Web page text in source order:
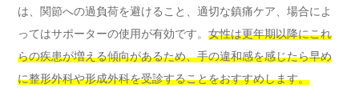
は、関節への過負荷を避けること、適切な鎮痛ケア、場合によ
ってはサポーターの使用が有効です。 女性は更年期以降にこれ
らの疾患が増える傾向があるため、手の違和感を感じたら早め
に整形外科や形成外科を受診することをおすすめします。